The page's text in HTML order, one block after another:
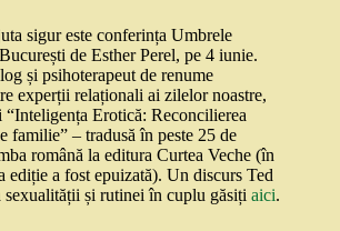
sigur este conferința Umbrele
de Esther Perel, pe 4 iunie.
și psihoterapeut de renume
experții relaționali ai zilelor noastre,
“Inteligența Erotică: Reconcilierea
familie” – tradusă în peste 25 de
română la editura Curtea Veche (în
ediție a fost epuizată). Un discurs Ted
și rutinei în cuplu găsiți aici.